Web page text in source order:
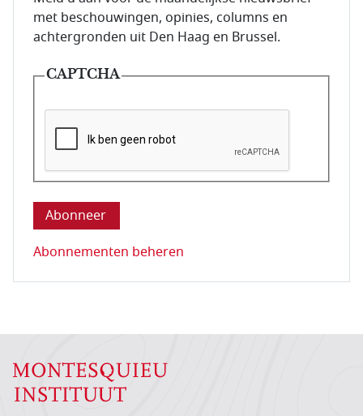
met beschouwingen, opinies, columns en
achtergronden uit Den Haag en Brussel.
CAPTCHA
Deze vraag is om te controleren dat u een mens
Abonnementen beheren